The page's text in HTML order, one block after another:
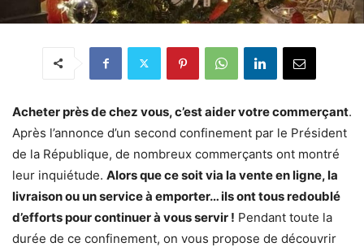
Acheter près de chez vous, c’est aider votre commerçant.
Après l’annonce d’un second confinement par le Président
de la République, de nombreux commerçants ont montré
leur inquiétude. Alors que ce soit via la vente en ligne, la
livraison ou un service à emporter… ils ont tous redoublé
d’efforts pour continuer à vous servir ! Pendant toute la
durée de ce confinement, on vous propose de découvrir